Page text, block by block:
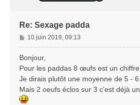
Re: Sexage padda
M
e
s
g
e
10 juin 2019, 09:13
Bonjour,
Pour les paddas 8 œufs est un chiffre
Je dirais plutôt une moyenne de 5 -
Mais 2 oeufs éclos sur 3 c'est déjà